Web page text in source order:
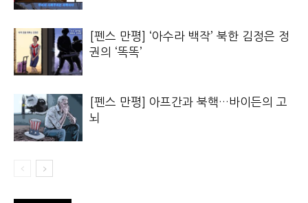
[펜스 만평] ‘아수라 백작’ 북한 김정은 정
권의 ‘똑똑’
[펜스 만평] 아프간과 북핵…바이든의 고
뇌